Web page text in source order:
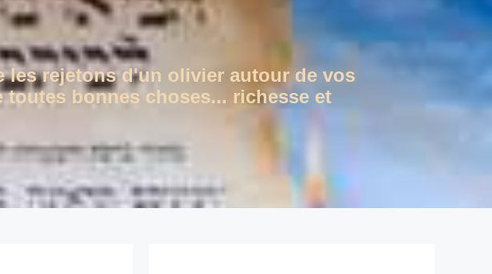
les rejetons d'un olivier autour de vos
bonnes choses... richesse et